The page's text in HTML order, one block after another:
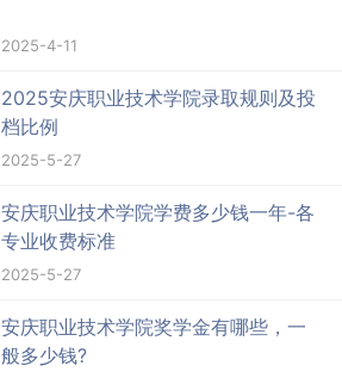
2025-4-11
2025安庆职业技术学院录取规则及投
档比例
2025-5-27
安庆职业技术学院学费多少钱一年-各
专业收费标准
2025-5-27
安庆职业技术学院奖学金有哪些，一
般多少钱?